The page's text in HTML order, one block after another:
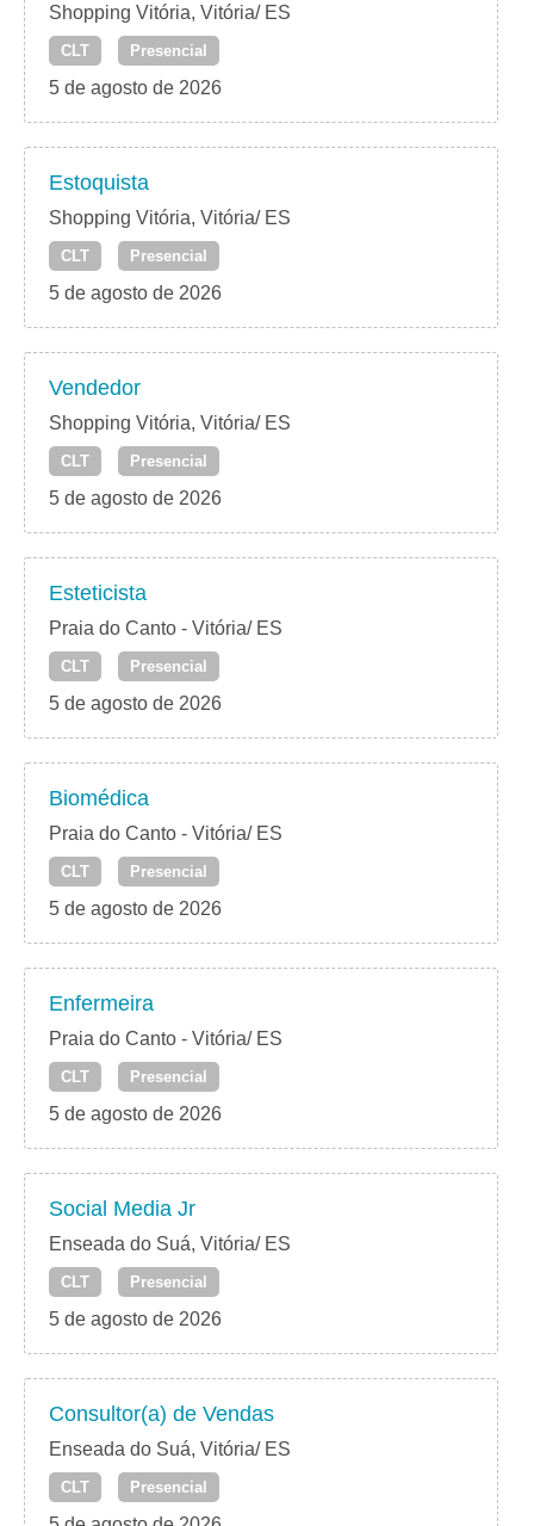
Shopping Vitória, Vitória/ ES
CLT Presencial
5 de agosto de 2026
Estoquista
Shopping Vitória, Vitória/ ES
CLT Presencial
5 de agosto de 2026
Vendedor
Shopping Vitória, Vitória/ ES
CLT Presencial
5 de agosto de 2026
Esteticista
Praia do Canto - Vitória/ ES
CLT Presencial
5 de agosto de 2026
Biomédica
Praia do Canto - Vitória/ ES
CLT Presencial
5 de agosto de 2026
Enfermeira
Praia do Canto - Vitória/ ES
CLT Presencial
5 de agosto de 2026
Social Media Jr
Enseada do Suá, Vitória/ ES
CLT Presencial
5 de agosto de 2026
Consultor(a) de Vendas
Enseada do Suá, Vitória/ ES
CLT Presencial